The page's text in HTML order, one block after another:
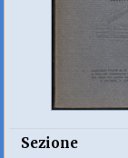
Sezione